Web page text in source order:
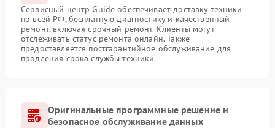
Сервисный центр Guide обеспечивает доставку техники
по всей РФ, бесплатную диагностику и качественный
ремонт, включая срочный ремонт. Клиенты могут
отслеживать статус ремонта онлайн. Также
предоставляется постгарантийное обслуживание для
продления срока службы техники
Оригинальные программные решение и
безопасное обслуживание данных